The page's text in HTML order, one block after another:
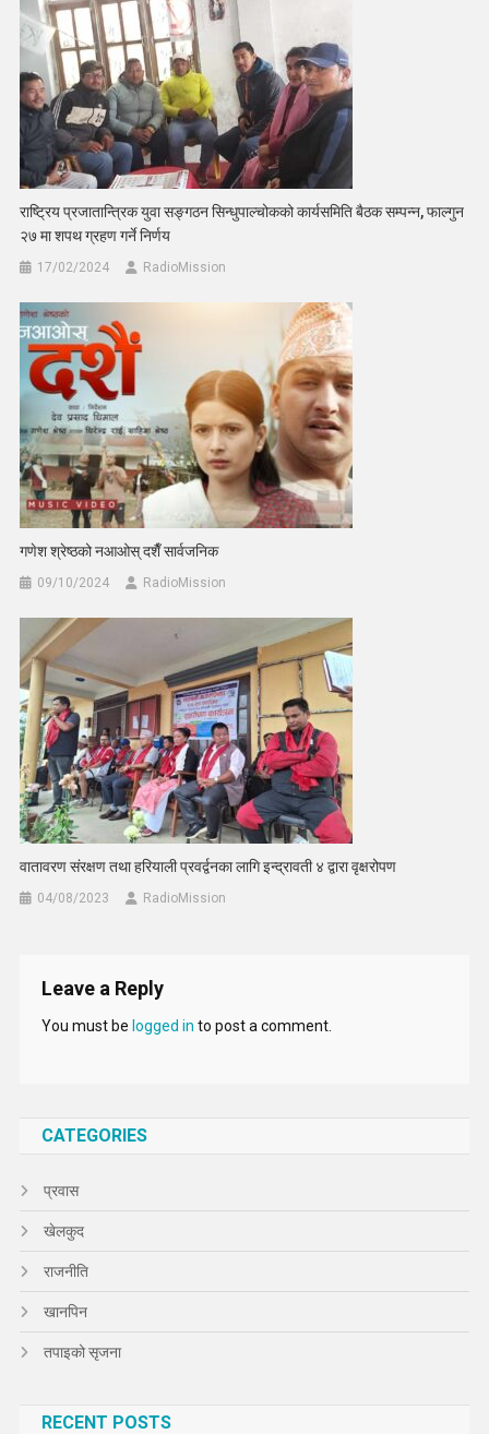
राष्ट्रिय प्रजातान्त्रिक युवा सङ्गठन सिन्धुपाल्चोकको कार्यसमिति बैठक सम्पन्न, फाल्गुन
२७ मा शपथ ग्रहण गर्ने निर्णय
17/02/2024 RadioMission
गणेश श्रेष्ठको नआओस् दशैँ सार्वजनिक
09/10/2024 RadioMission
वातावरण संरक्षण तथा हरियाली प्रवर्द्वनका लागि इन्द्रावती ४ द्वारा वृक्षरोपण
04/08/2023 RadioMission
Leave a Reply
You must be logged in to post a comment.
CATEGORIES
प्रवास
खेलकुद
राजनीति
खानपिन
तपाइको सृजना
RECENT POSTS